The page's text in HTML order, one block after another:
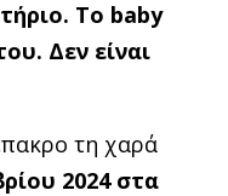
Το baby
Δεν είναι
τη χαρά
2024 στα